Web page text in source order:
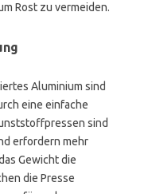
Rost zu vermeiden.
Aluminium sind
eine einfache
sind
erfordern mehr
Gewicht die
die Presse